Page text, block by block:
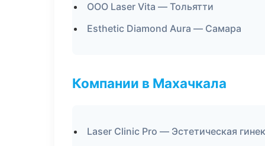
ООО Laser Vita — Тольятти
Esthetic Diamond Aura — Самара
Компании в Махачкала
Laser Clinic Pro — Эстетическая